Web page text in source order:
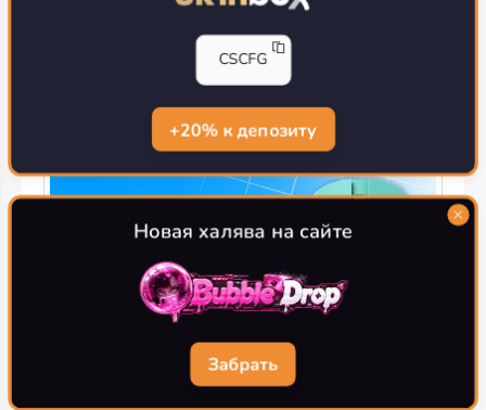
Лучшие скины для UMP-45 в CS2
Подборка красивых и топовых скинов на UMP-45 в
Counter-Strike 2
CSCFG
+20% к депозиту
Новая халява на сайте
Забрать